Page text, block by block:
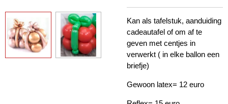
Kan als tafelstuk, aanduiding
cadeautafel of om af te
geven met centjes in
verwerkt ( in elke ballon een
briefje)
Gewoon latex= 12 euro